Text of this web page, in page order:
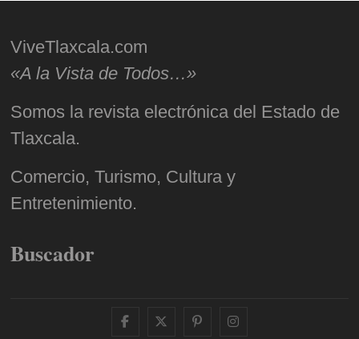
ViveTlaxcala.com
«A la Vista de Todos…»
Somos la revista electrónica del Estado de
Tlaxcala.
Comercio, Turismo, Cultura y
Entretenimiento.
Buscador
facebooktwitter
pinterestinstagram